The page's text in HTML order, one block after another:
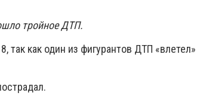
тройное ДТП.
как один из фигурантов ДТП «влетел»